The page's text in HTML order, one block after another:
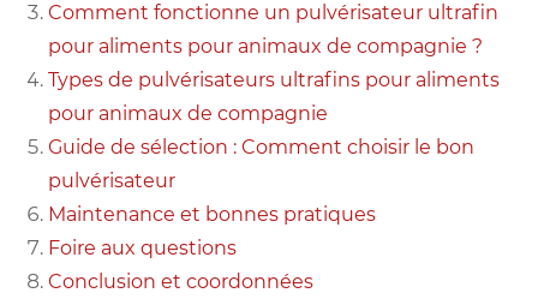
Comment fonctionne un pulvérisateur ultrafin
pour aliments pour animaux de compagnie ?
Types de pulvérisateurs ultrafins pour aliments
pour animaux de compagnie
Guide de sélection : Comment choisir le bon
pulvérisateur
Maintenance et bonnes pratiques
Foire aux questions
Conclusion et coordonnées